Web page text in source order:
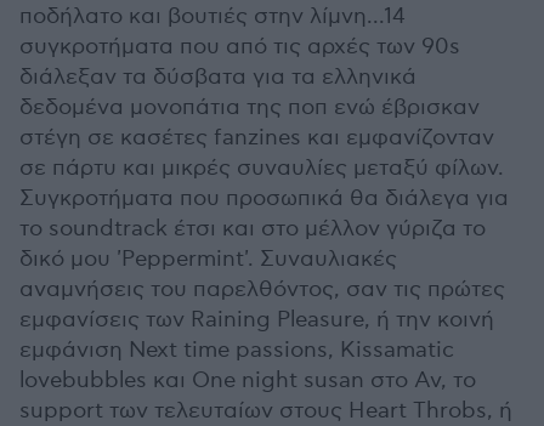
ποδήλατο και βουτιές στην λίμνη...14
συγκροτήματα που από τις αρχές των 90s
διάλεξαν τα δύσβατα για τα ελληνικά
δεδομένα μονοπάτια της ποπ ενώ έβρισκαν
στέγη σε κασέτες fanzines και εμφανίζονταν
σε πάρτυ και μικρές συναυλίες μεταξύ φίλων.
Συγκροτήματα που προσωπικά θα διάλεγα για
το soundtrack έτσι και στο μέλλον γύριζα το
δικό μου 'Peppermint'. Συναυλιακές
αναμνήσεις του παρελθόντος, σαν τις πρώτες
εμφανίσεις των Raining Pleasure, ή την κοινή
εμφάνιση Next time passions, Kissamatic
lovebubbles και One night susan στο Αν, το
support των τελευταίων στους Heart Throbs, ή